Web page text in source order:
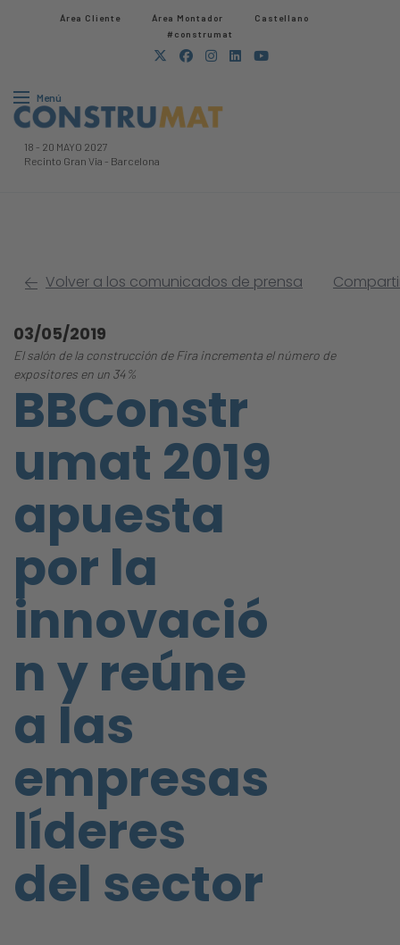
Área Cliente Área Montador
Castellano
#construmat
Menú
18 - 20 MAYO 2027
Recinto Gran Via - Barcelona
Volver a los comunicados de prensa
03/05/2019
El salón de la construcción de Fira incrementa el número de
expositores en un 34%
BBConstr
umat 2019
apuesta
por la
innovació
n y reúne
a las
empresas
líderes
del sector